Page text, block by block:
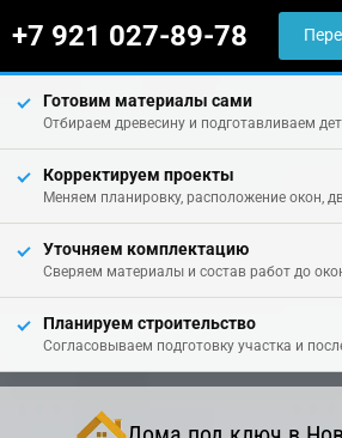
+7 921 027-89-78
Готовим материалы сами
Отбираем древесину и подготавливаем
Корректируем проекты
Меняем планировку, расположение окон,
Уточняем комплектацию
Сверяем материалы и состав работ до
Планируем строительство
Согласовываем подготовку участка и